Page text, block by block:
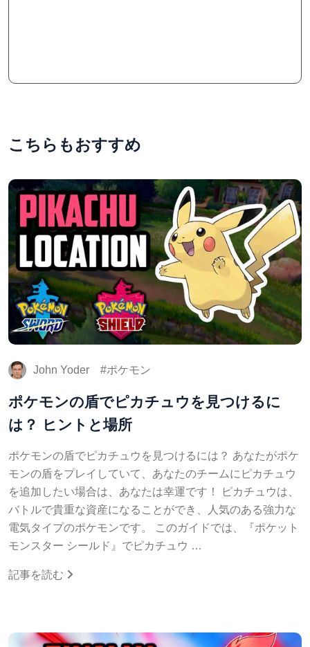
こちらもおすすめ
John Yoder ポケモン
ポケモンの盾でピカチュウを見つけるに
は？ ヒントと場所
ポケモンの盾でピカチュウを見つけるには？ あなたがポケ
モンの盾をプレイしていて、あなたのチームにピカチュウ
を追加したい場合は、あなたは幸運です！ ピカチュウは、
バトルで貴重な資産になることができ、人気のある強力な
電気タイプのポケモンです。 このガイドでは、『ポケット
モンスター シールド』でピカチュウ …
記事を読む